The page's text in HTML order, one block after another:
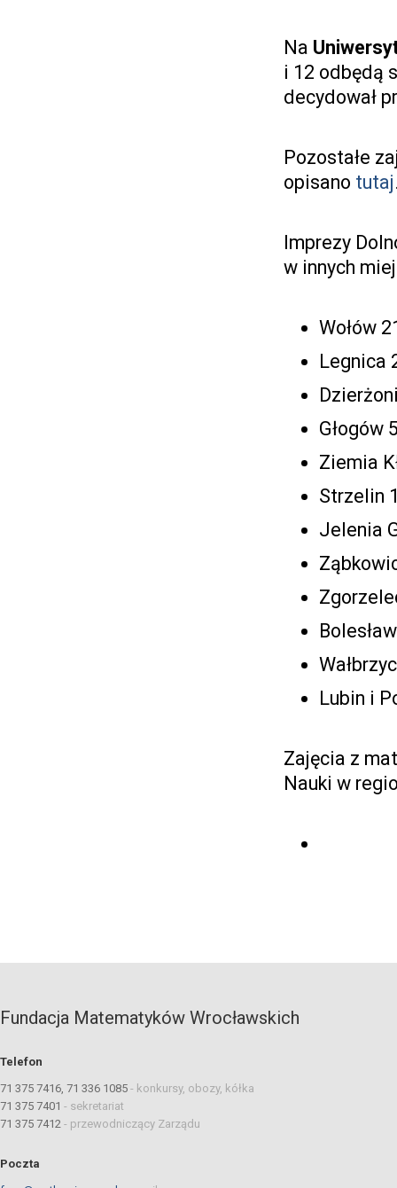
Na
i 12 odbędą
decydował
Pozostałe
opisano tutaj
Imprezy
w innych
Wołów
Legnica
Głogów
Ziemia
Strzelin
Jelenia
Lubin i
Zajęcia z
Nauki w
Fundacja Matematyków Wrocławskich
Telefon
71 375 7416, 71 336 1085 - konkursy, obozy, kółka
71 375 7401 - sekretariat
71 375 7412 - przewodniczący Zarządu
Poczta